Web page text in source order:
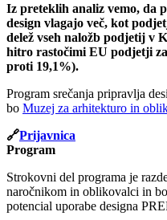
Iz preteklih analiz vemo, da
design vlagajo več, kot
delež vseh naložb podjetij v
hitro rastočimi EU podjetji
proti 19,1%).
Program srečanja pripravlja
bo Muzej za arhitekturo in
🔗Prijavnica
Program
Strokovni del programa je
naročnikom in oblikovalci in
potencial uporabe designa